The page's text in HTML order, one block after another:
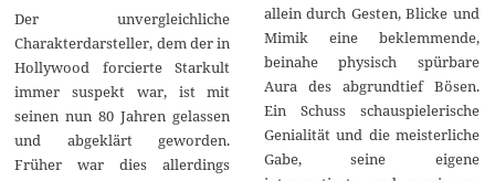
Der unvergleichliche
Charakterdarsteller, dem der in
Hollywood forcierte Starkult
immer suspekt war, ist mit
seinen nun 80 Jahren gelassen
und abgeklärt geworden.
Früher war dies allerdings
allein durch Gesten, Blicke und
Mimik eine beklemmende,
beinahe physisch spürbare
Aura des abgrundtief Bösen.
Ein Schuss schauspielerische
Genialität und die meisterliche
Gabe, seine eigene